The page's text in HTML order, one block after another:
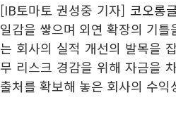
[IB토마토 권성중 기자] 코오롱
일감을 쌓으며 외연 확장의 기
는 회사의 실적 개선의 발목을
무 리스크 경감을 위해 자금을
출처를 확보해 놓은 회사의 수